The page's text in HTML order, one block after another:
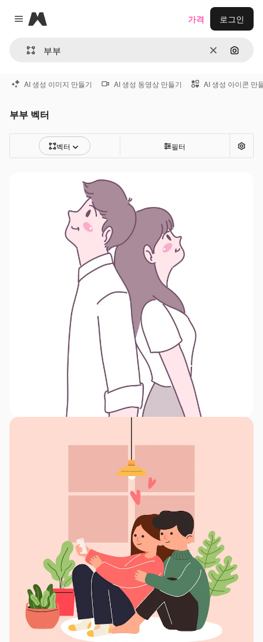
Close menu
Magnific
지우기이미지
가격 로그인
AI 생성 이미지 만들기 AI 생성 동영상 만들기 AI 생성 아이콘 만
부부 벡터
벡터 필터